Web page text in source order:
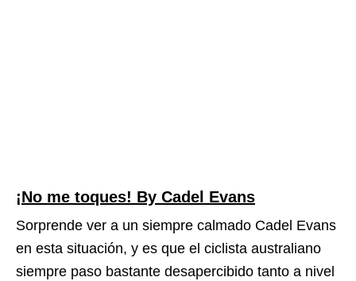
¡No me toques! By Cadel Evans
Sorprende ver a un siempre calmado Cadel Evans
en esta situación, y es que el ciclista australiano
siempre paso bastante desapercibido tanto a nivel